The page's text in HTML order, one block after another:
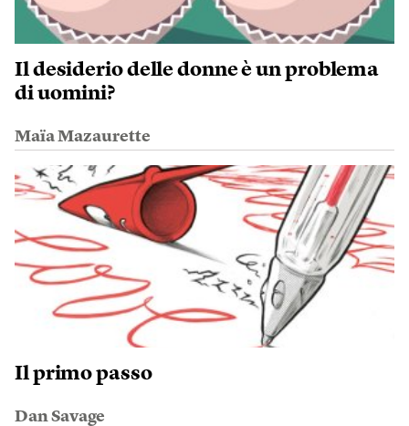
Il desiderio delle donne è un problema
di uomini?
Maïa Mazaurette
Il primo passo
Dan Savage